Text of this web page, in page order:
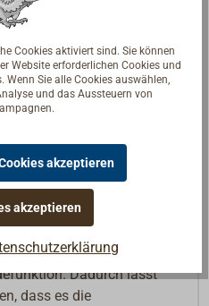
Batterie-zu-Batterie-
mit „Buck-Boost-
darunter auch
Lieferumfang enthalten.
eine bidirektionale
Dadurch lässt
dass es die
Cookies aktiviert sind. Sie können
Website erforderlichen Cookies und
Sie alle Cookies auswählen,
und das Aussteuern von
akzeptieren
akzeptieren